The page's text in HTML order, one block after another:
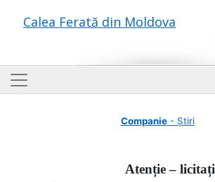
Calea Ferată din Moldova
Companie- Știri
Atenție –